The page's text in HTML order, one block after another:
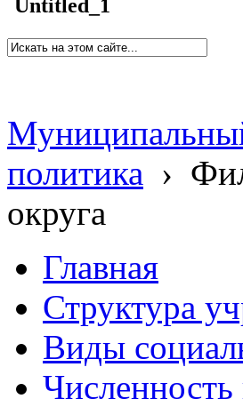
Untitled_1
политика ›
округа
Главная
Структура
Виды
Численность